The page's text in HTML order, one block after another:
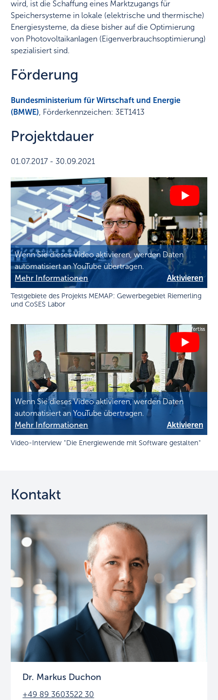
wird, ist die Schaffung eines Marktzugangs für
Speichersysteme in lokale (elektrische und thermische)
Energiesysteme, da diese bisher auf die Optimierung
von Photovoltaikanlagen (Eigenverbrauchsoptimierung)
spezialisiert sind.
Förderung
Bundesministerium für Wirtschaft und Energie
(BMWE) , Förderkennzeichen: 3ET1413
Projektdauer
01.07.2017 - 30.09.2021
Wenn Sie dieses Video aktivieren, werden Daten
automatisiert an YouTube übertragen.
Mehr Informationen
Aktivieren
Testgebiete des Projekts MEMAP: Gewerbegebiet Riemerling
und CoSES Labor
Wenn Sie dieses Video aktivieren, werden Daten
automatisiert an YouTube übertragen.
Mehr Informationen
Aktivieren
Video-Interview "Die Energiewende mit Software gestalten"
Kontakt
Dr. Markus Duchon
+49 89 3603522 30